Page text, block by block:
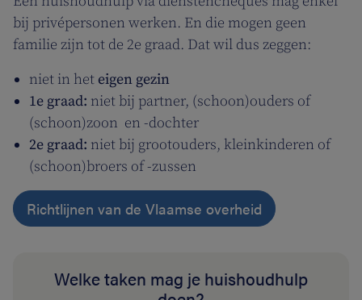
bij privépersonen werken. En die mogen geen
familie zijn tot de 2e graad. Dat wil dus zeggen:
niet in het eigen gezin
1e graad: niet bij partner, (schoon)ouders of
(schoon)zoon en -dochter
2e graad: niet bij grootouders, kleinkinderen of
(schoon)broers of -zussen
Richtlijnen van de Vlaamse overheid
Welke taken mag je huishoudhulp